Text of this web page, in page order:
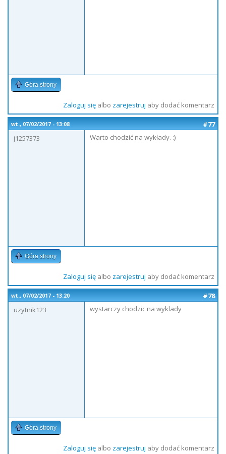
Góra strony
Zaloguj sięalbo zarejestruj aby dodać komentarz
wt., 07/02/2017 - 13:08
#77
j1257373
Warto chodzić na wykłady. :)
Góra strony
Zaloguj sięalbo zarejestruj aby dodać komentarz
wt., 07/02/2017 - 13:20
#78
uzytnik123
wystarczy chodzic na wyklady
Góra strony
Zaloguj sięalbo zarejestruj aby dodać komentarz